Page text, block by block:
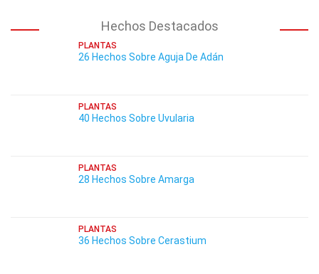
Hechos Destacados
PLANTAS
26 Hechos Sobre Aguja De Adán
PLANTAS
40 Hechos Sobre Uvularia
PLANTAS
28 Hechos Sobre Amarga
PLANTAS
36 Hechos Sobre Cerastium